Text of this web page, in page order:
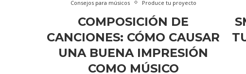
Consejos para músicos Produce tu proyecto
COMPOSICIÓN DE
CANCIONES: CÓMO CAUSAR
UNA BUENA IMPRESIÓN
COMO MÚSICO